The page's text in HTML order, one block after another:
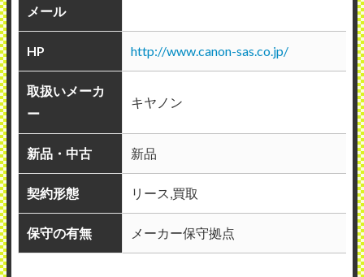
メール
HP http://www.canon-sas.co.jp/
取扱いメーカ
ー
キヤノン
新品・中古 新品
契約形態 リース,買取
保守の有無 メーカー保守拠点